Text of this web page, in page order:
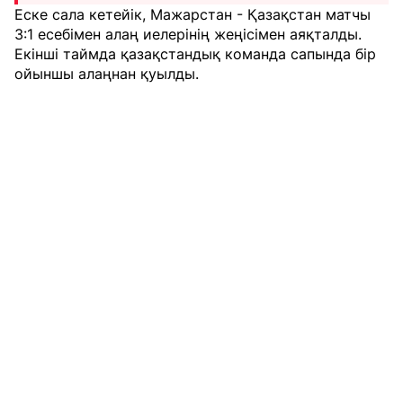
Еске сала кетейік, Мажарстан - Қазақстан матчы
3:1 есебімен алаң иелерінің жеңісімен аяқталды.
Екінші таймда қазақстандық команда сапында бір
ойыншы алаңнан қуылды.